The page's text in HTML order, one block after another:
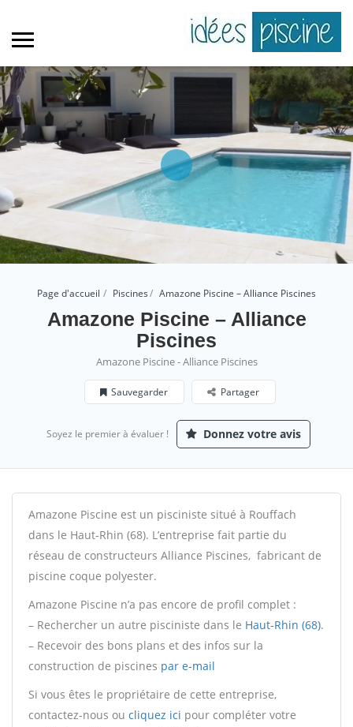
Page d'accueil Piscines Amazone Piscine – Alliance Piscines
Amazone Piscine – Alliance
Piscines
Amazone Piscine - Alliance Piscines
Sauvegarder Partager
Soyez le premier à évaluer ! Donnez votre avis
Amazone Piscine est un pisciniste situé à Rouffach
dans le Haut-Rhin (68). L’entreprise fait partie du
réseau de constructeurs Alliance Piscines, fabricant de
piscine coque polyester.
Amazone Piscine n’a pas encore de profil complet :
– Rechercher un autre pisciniste dans le Haut-Rhin (68).
– Recevoir des bons plans et des infos sur la
construction de piscines par e-mail
Si vous êtes le propriétaire de cette entreprise,
contactez-nous ou cliquez ici pour compléter votre